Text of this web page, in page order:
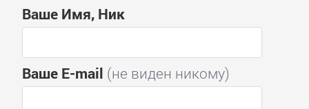
Ваше Имя, Ник
Ваше E-mail (не виден никому)